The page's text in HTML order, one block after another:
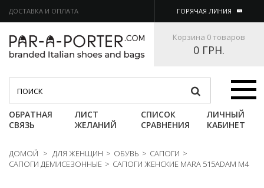
ДОСТАВКА И ОПЛАТА ГОРЯЧАЯ ЛИНИЯ
Корзина 0 товаров
0 ГРН.
Категории
ОБРАТНАЯ
СВЯЗЬ
ЛИСТ
ЖЕЛАНИЙ
СПИСОК
СРАВНЕНИЯ
ЛИЧНЫЙ
КАБИНЕТ
ДОМОЙ > ДЛЯ ЖЕНЩИН > ОБУВЬ > САПОГИ >
САПОГИ ДЕМИСЕЗОННЫЕ > САПОГИ ЖЕНСКИЕ MARA 515ADAM M4